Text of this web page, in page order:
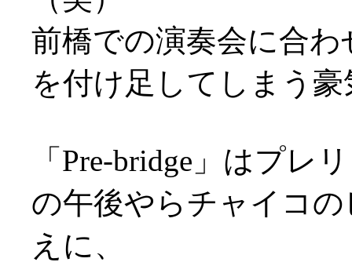
前橋での演奏会に合
を付け足してしまう
「Pre-bridge」はプレ
の午後やらチャイコ
えに、